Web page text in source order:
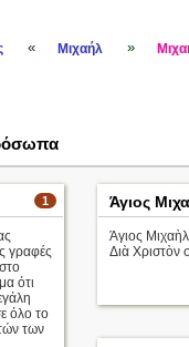
« Μιχαήλ »
1
γραφές
ότι
όλο το
των
Άγιος
Άγιος
Διὰ Χριστὸν